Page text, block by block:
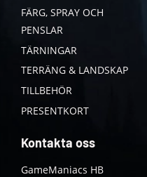
FÄRG, SPRAY OCH
PENSLAR
TÄRNINGAR
TERRÄNG & LANDSKAP
TILLBEHÖR
PRESENTKORT
Kontakta oss
GameManiacs HB